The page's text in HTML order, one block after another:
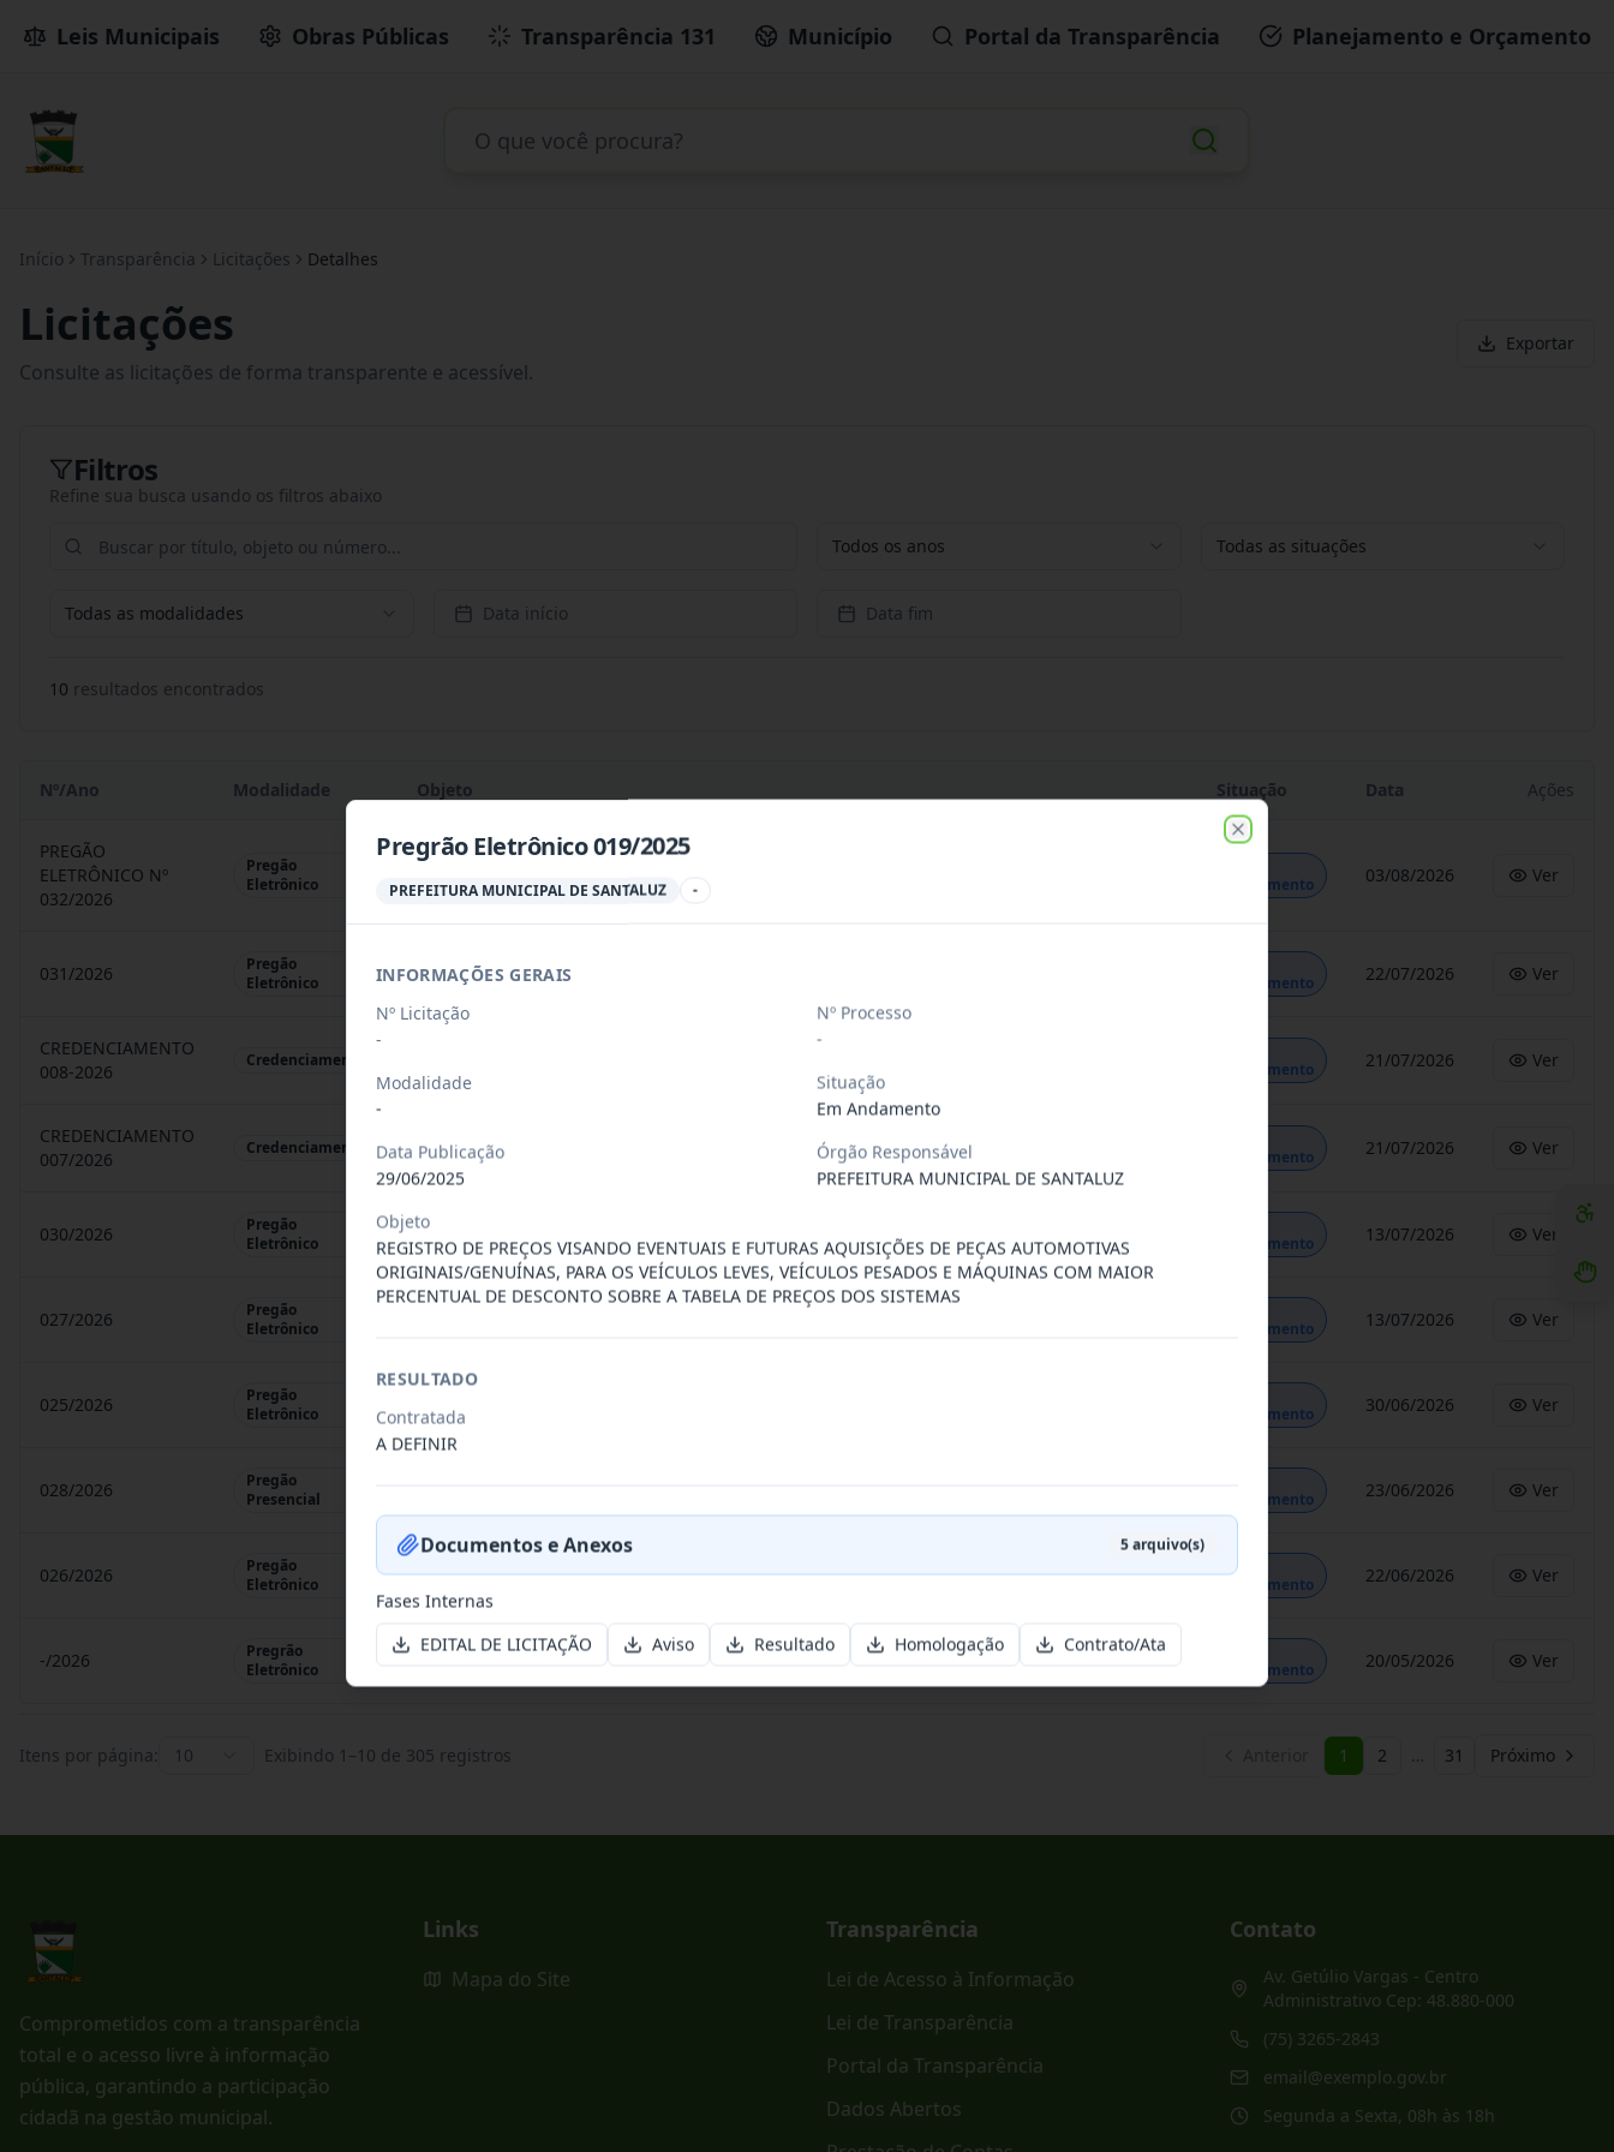
Leis Municipais Obras Públicas Transparência 131 Município Portal da Transparência Planejamento e Orçamento
Início Transparência Licitações Detalhes
Licitações
Consulte as licitações de forma transparente e acessível.
Exportar
Filtros
Refine sua busca usando os filtros abaixo
Todos os anos Todas as situações
Todas as modalidades Data início Data fim
10 resultados encontrados
Nº/Ano Modalidade Objeto Situação Data Ações
PREGÃO
ELETRÔNICO Nº
032/2026
Pregão
Eletrônico
Andamento
03/08/2026 Ver
031/2026
Pregão
Eletrônico
REGISTRO DE PREÇOS PARA AQUISIÇÃO DE PRODUTOS VETERINÁRIOS P
Andamento
22/07/2026 Ver
CREDENCIAMENTO
008-2026
Credenciamento
Andamento
21/07/2026 Ver
CREDENCIAMENTO
007/2026
Credenciamento CHAMAMENTO PÚBLICO PARA FINS DE CREDENCIAMENTO DE PESSOA JUR
Andamento
21/07/2026 Ver
030/2026
Pregão
Eletrônico
REGISTRO DE PREÇOS PARA FUTURA E EVENTUAL CONTRATAÇÃO DE EMP
Andamento
13/07/2026 Ver
027/2026
Pregão
Eletrônico
Andamento
13/07/2026 Ver
025/2026
Pregão
Eletrônico
REGISTRO DE PREÇO PARA A CONTRATAÇÃO DE EMPRESA PARA LOCAÇÃO
Andamento
30/06/2026 Ver
028/2026
Pregão
Presencial
Andamento
23/06/2026 Ver
026/2026
Pregão
Eletrônico
REGISTRO DE PREÇOS PARA FUTURO E EVENTUAL FORNECIMENTO DE GA...
Em
Andamento
22/06/2026 Ver
-/2026
Pregrão
Eletrônico
Pregrão Eletrônico PREGÃO ELETRÔNICO - SRP Nº 023/2026.
Andamento
20/05/2026 Ver
Itens por página: 10 Exibindo 1 –10 de 305 registros 1 2 … 31 Próximo
Comprometidos com a transparência
total e o acesso livre à informação
pública, garantindo a participação
cidadã na gestão municipal.
Links
Mapa do Site
Transparência
Lei de Acesso à Informação
Lei de Transparência
Portal da Transparência
Dados Abertos
Contato
Av. Getúlio Vargas - Centro
Administrativo Cep: 48.880-000
(75) 3265-2843
email@exemplo.gov.br
Segunda a Sexta, 08h às 18h
Pregrão Eletrônico 019/2025
PREFEITURA MUNICIPAL DE SANTALUZ -
INFORMAÇÕES GERAIS
Nº Licitação
-
Nº Processo
-
Modalidade
-
Situação
Em Andamento
Data Publicação
29/06/2025
Órgão Responsável
PREFEITURA MUNICIPAL DE SANTALUZ
Objeto
REGISTRO DE PREÇOS VISANDO EVENTUAIS E FUTURAS AQUISIÇÕES DE PEÇAS AUTOMOTIVAS
ORIGINAIS/GENUÍNAS, PARA OS VEÍCULOS LEVES, VEÍCULOS PESADOS E MÁQUINAS COM MAIOR
PERCENTUAL DE DESCONTO SOBRE A TABELA DE PREÇOS DOS SISTEMAS
RESULTADO
Contratada
A DEFINIR
Documentos e Anexos 5arquivo(s)
Fases Internas
EDITAL DE LICITAÇÃO
Aviso Resultado Homologação Contrato/Ata
Close